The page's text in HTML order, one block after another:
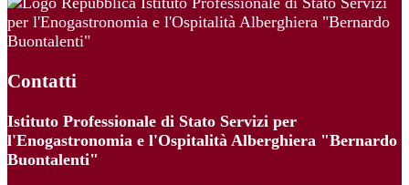
per l'Enogastronomia e l'Ospitalità Alberghiera "Bernardo
Buontalenti"
Contatti
Istituto Professionale di Stato Servizi per
l'Enogastronomia e l'Ospitalità Alberghiera "Bernardo
Buontalenti"